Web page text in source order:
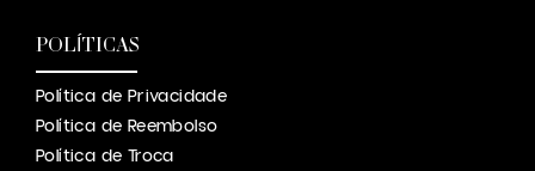
POLÍTICAS
Política de Privacidade
Política de Reembolso
Política de Troca